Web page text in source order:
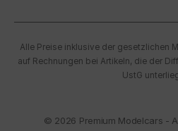
Alle Preise inklusive der gesetzlichen
auf Rechnungen bei Artikeln, die der
UstG
© 2026 Premium Modelcars -